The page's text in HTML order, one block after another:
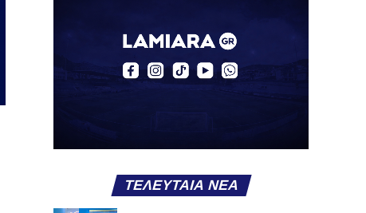
ΤΕΛΕΥΤΑΊΑ ΝΈΑ